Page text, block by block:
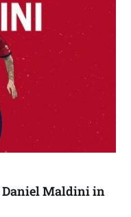
commenta
e Nizza
Maldini in